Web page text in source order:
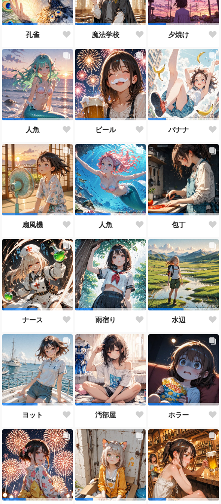
孔雀 魔法学校 夕焼け
人魚 ビール バナナ
扇風機 人魚 包丁
ナース 雨宿り 水辺
ヨット 汚部屋 ホラー